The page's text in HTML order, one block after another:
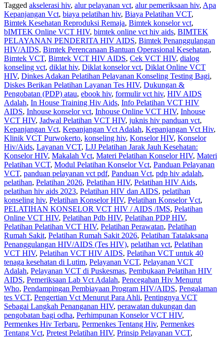
Tagged akselerasi hiv, alur pelayanan vct, alur pemeriksaan hiv, Apa
Kepanjangan Vct, biaya pelatihan hiv, Biaya Pelatihan VCT,
Bimtek Kesehatan Reproduksi Remaja, Bimtek konselor vct,
bIMTEK Online VCT HIV, bimtek online vct hiv aids, BIMTEK
PELAYANAN PENDERITA HIV AIDS, Bimtek Penanggulangan
HIV/AIDS, Bimtek Perencanaan Bantuan Operasional Kesehatan,
Bimtek VCT, Bimtek VCT HIV AIDS, Cek VCT HIV, dialog
konseling vct, diklat hiv, Diklat konselor vct, Diklat Online VCT
HIV, Dinkes Adakan Pelatihan Pelayanan Konseling Testing Bagi,
Diskes Berikan Pelatihan Layanan Tes HIV, Dukungan &
Pengobatan (PDP) atau, ebook hiv, formulir vct hiv, HIV AIDS
Adalah, In House Training Hiv Aids, Info Pelatihan VCT HIV
AIDS, Inhouse konselor vct, Inhouse Online VCT HIV, Inhouse
VCT HIV, Jadwal Pelatihan VCT HIV, juknis hiv panduan vct,
Kepanjangan Vct, Kepanjangan Vct Adalah, Kepanjangan Vct Hiv,
Klinik VCT Purwokerto, konseling hiv, Konselor HIV, Konselor
Hiv/Aids, Layanan VCT, LJJ Pelatihan Jarak Jauh Kesehatan:
Konselor HIV, Makalah Vct, Materi Pelatihan Konselor HIV, Materi
Pelatihan VCT, Modul Pelatihan Konselor Vct, Panduan Pelayanan
VCT, panduan pelayanan vct pdf, Panduan Vct, pdp hiv adalah,
pelatihan, Pelatihan 2026, Pelatihan HIV, Pelatihan HIV Aids,
pelatihan hiv aids 2023, Pelatihan HIV dan AIDS, pelatihan
konseling hiv, Pelatihan Konselor HIV, Pelatihan Konselor Vct,
PELATIHAN KONSELOR VCT HIV / AIDS /IMS, Pelatihan
Online VCT HIV, Pelatihan Pdb HIV, Pelatihan PDP HIV,
Pelatihan Pelatihan VCT HIV, Pelatihan Perawatan, Pelatihan
Rumah Sakit‎, Pelatihan Rumah Sakit 2026, Pelatihan Tatalaksana
Penanggulangan HIV/AIDS (Tes HIV), pelatihan vct, Pelatihan
VCT HIV, Pelatihan VCT HIV AIDS, Pelatihan VCT untuk 40
tenaga kesehatan di Lutim, Pelayanan VCT, Pelayanan VCT
Adalah, Pelayanan VCT di Puskesmas, Pembukaan Pelatihan HIV
AIDS, Pemeriksaan Lab Vct Adalah, Pencegahan Hiv Menurut
Who, Pendampingan Pembiayaan Program HIV/AIDS, Pengalaman
tes VCT, Pengertian Vct Menurut Para Ahli, Pentingnya VCT
Sebagai Langkah Penanganan HIV, perawatan dukungan dan
pengobatan bagi odha, Perhimpunan Konselor VCT HIV,
Permenkes Hiv Terbaru, Permenkes Tentang Hiv, Permenkes
Tentang Vct, Pretest Pelatihan HIV, Prinsip Pelayanan VCT,